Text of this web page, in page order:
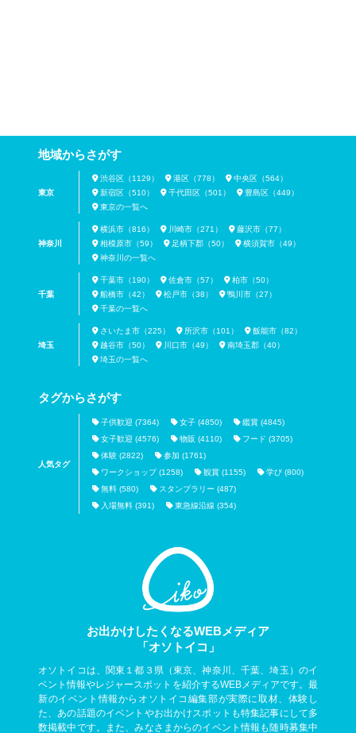
地域からさがす
東京
渋谷区（1129） 港区（778）
中央区（564）
新宿区（510）
千代田区（501）
豊島区（449）
東京の一覧へ
神奈川
横浜市（816） 川崎市（271）
藤沢市（77）
相模原市（59）
足柄下郡（50）
横須賀市（49）
神奈川の一覧へ
千葉
千葉市（190） 佐倉市（57）
柏市（50）
船橋市（42）
松戸市（38）
鴨川市（27）
千葉の一覧へ
埼玉
さいたま市（225） 所沢市（101）
飯能市（82）
越谷市（50）
川口市（49）
南埼玉郡（40）
埼玉の一覧へ
タグからさがす
人気タグ
子供歓迎 (7364) 女子 (4850)
鑑賞 (4845)
女子歓迎 (4576)
物販 (4110)
フード (3705)
体験 (2822)
参加 (1761)
ワークショップ (1258)
観賞 (1155)
学び (800)
無料 (580)
スタンプラリー (487)
入場無料 (391)
東急線沿線 (354)
お出かけしたくなるWEBメディア
「オソトイコ」
オソトイコは、関東１都３県（東京、神奈川、千葉、埼玉）のイ
ベント情報やレジャースポットを紹介するWEBメディアです。最
新のイベント情報からオソトイコ編集部が実際に取材、体験し
た、あの話題のイベントやお出かけスポットも特集記事にして多
数掲載中です。また、みなさまからのイベント情報も随時募集中